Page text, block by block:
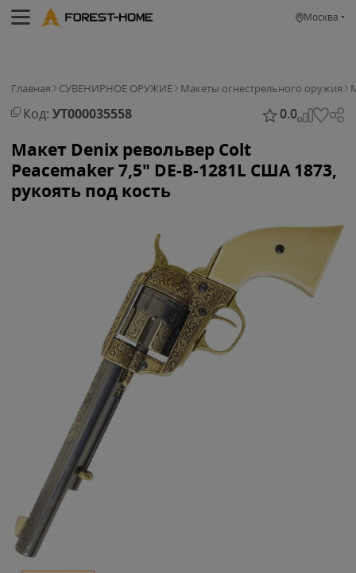
Москва
Главная СУВЕНИРНОЕ ОРУЖИЕ Макеты огнестрельного оружия
Код: УТ000035558 0.0
Макет Denix револьвер Colt
Peacemaker 7,5" DE-B-1281L США 1873,
рукоять под кость